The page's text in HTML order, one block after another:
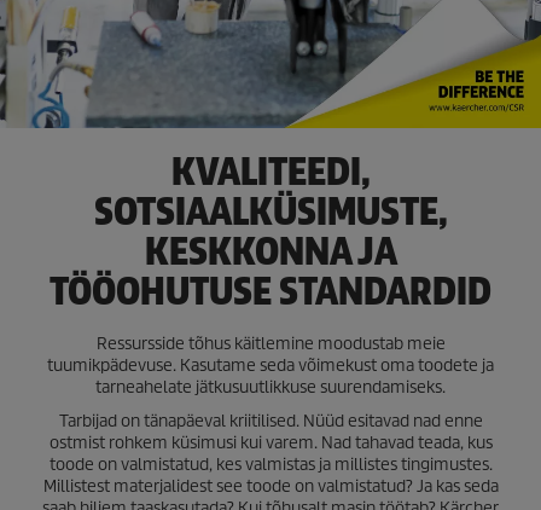
KVALITEEDI,
SOTSIAALKÜSIMUSTE,
KESKKONNA JA
TÖÖOHUTUSE STANDARDID
Ressursside tõhus käitlemine moodustab meie
tuumikpädevuse. Kasutame seda võimekust oma toodete ja
tarneahelate jätkusuutlikkuse suurendamiseks.
Tarbijad on tänapäeval kriitilised. Nüüd esitavad nad enne
ostmist rohkem küsimusi kui varem. Nad tahavad teada, kus
toode on valmistatud, kes valmistas ja millistes tingimustes.
Millistest materjalidest see toode on valmistatud? Ja kas seda